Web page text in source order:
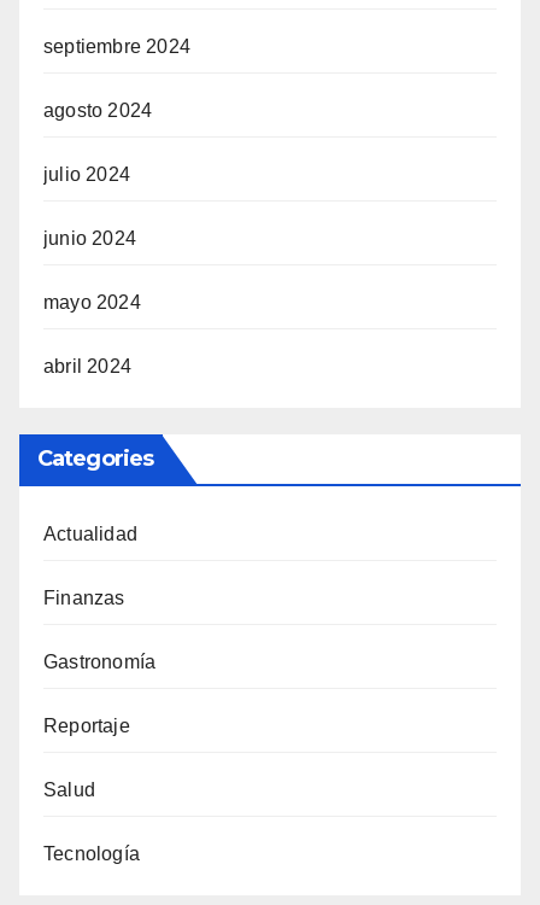
septiembre 2024
agosto 2024
julio 2024
junio 2024
mayo 2024
abril 2024
Categories
Actualidad
Finanzas
Gastronomía
Reportaje
Salud
Tecnología